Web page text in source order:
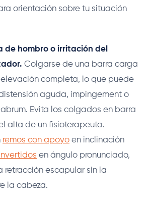
orientación sobre tu situación
de hombro o irritación del
Colgarse de una barra carga
elevación completa, lo que puede
aguda, impingement o
Evita los colgados en barra
alta de un fisioterapeuta.
remos con apoyo en inclinación
en ángulo pronunciado,
retracción escapular sin la
la cabeza.